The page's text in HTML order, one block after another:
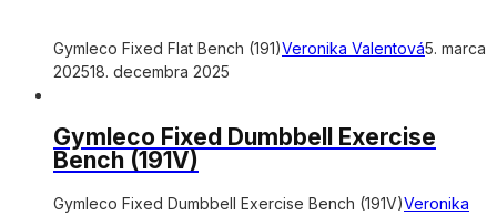
Gymleco Fixed Flat Bench (191)Veronika Valentová5. marca
202518. decembra 2025
Gymleco Fixed Dumbbell Exercise
Bench (191V)
Gymleco Fixed Dumbbell Exercise Bench (191V)Veronika